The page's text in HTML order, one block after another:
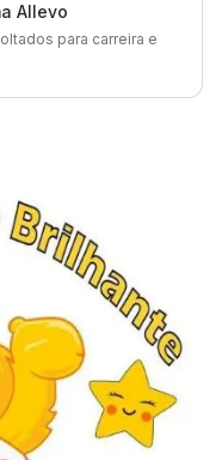
Allevo
para carreira e